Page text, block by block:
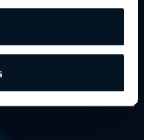
solution